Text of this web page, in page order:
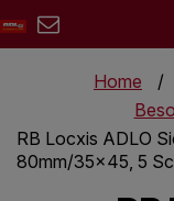
Home
RB Locxis ADLO
80mm/35x45, 5